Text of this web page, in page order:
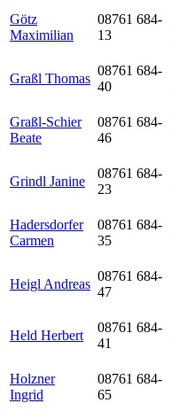
Götz
Maximilian
08761 684-
13
Graßl Thomas
08761 684-
40
Graßl-Schier
Beate
08761 684-
46
Grindl Janine
08761 684-
23
Hadersdorfer
Carmen
08761 684-
35
Heigl Andreas
08761 684-
47
Held Herbert
08761 684-
41
Holzner
Ingrid
08761 684-
65